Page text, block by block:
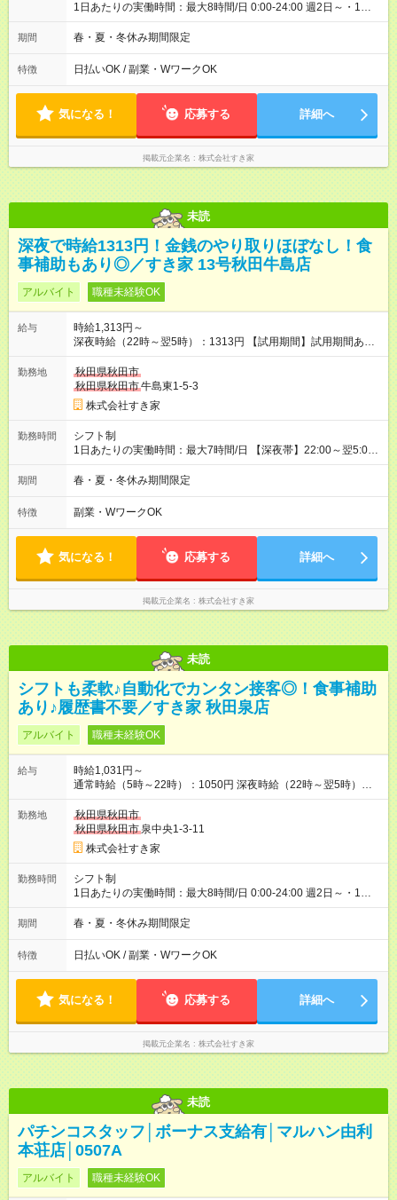
1日あたりの実働時間：最大8時間/日 0:00-24:00 週2日～・1日
2h～OK ＜シフト例＞ 〇朝帯 5:00-9:00 〇昼帯 9:00-14:00 〇午
後帯 14:00-18:00 〇夜帯 18:00-22:00 〇深夜帯 22:00-翌5:00 基
ます♪
期間 春・夏・冬休み期間限定
特徴 日払いOK / 副業・WワークOK
気になる！ 応募する 詳細へ
掲載元企業名 株式会社すき家
未読
深夜で時給1313円！金銭のやり取りほぼなし！食
事補助もあり◎／すき家 13号秋田牛島店
アルバイト 職種未経験OK
給与
時給1,313円～
深夜時給（22時～翌5時）：1313円 【試用期間】試用期間あり
試用期間の長さ：1ヶ月 雇用形態、給与は本採用時と同じです。
試用期間の実態は30日（※条件変更なし）ですが、切り上げで
一ヶ月とさせていただきます。 研修制度あり：15時間(研修中も
同時給）
勤務地
秋田県秋田市
秋田県秋田市牛島東1-5-3
株式会社すき家
勤務時間
シフト制
1日あたりの実働時間：最大7時間/日 【深夜帯】22:00～翌5:00
週2日～・1日2h～OK◎ ※22:00から翌5:00までは18歳以上の方
のみ勤務可能です（18歳未満の深夜業務禁止のため） ★深夜で
す。 必ず、2名以上での勤務を行いますので、安心して働けま
す。
期間 春・夏・冬休み期間限定
特徴 副業・WワークOK
気になる！ 応募する 詳細へ
掲載元企業名 株式会社すき家
未読
シフトも柔軟♪自動化でカンタン接客◎！食事補助
あり♪履歴書不要／すき家 秋田泉店
アルバイト 職種未経験OK
給与
時給1,031円～
通常時給（5時～22時）：1050円 深夜時給（22時～翌5時）：
1313円 高校生時給：1031円 【特別手当】早朝手当（5：00-9：
00）時給+150円 【試用期間】試用期間あり 試用期間の長さ：1
ヶ月 雇用形態、給与は本採用時と同じです。 試用期間の実態は
30日（※条件変更なし）ですが、切り上げで一ヶ月とさせてい
ただきます。 研修制度あり：15時間(研修中も同時給）
勤務地
秋田県秋田市
秋田県秋田市 泉中央1-3-11
株式会社すき家
勤務時間
シフト制
1日あたりの実働時間：最大8時間/日 0:00-24:00 週2日～・1日
2h～OK ＜シフト例＞ 〇朝帯 5:00-9:00 〇昼帯 9:00-14:00 〇午
後帯 14:00-18:00 〇夜帯 18:00-22:00 〇深夜帯 22:00-翌5:00 基
ます♪
期間 春・夏・冬休み期間限定
特徴 日払いOK / 副業・WワークOK
気になる！ 応募する 詳細へ
掲載元企業名 株式会社すき家
未読
パチンコスタッフ│ボーナス支給有│マルハン由利
本荘店│0507A
アルバイト 職種未経験OK